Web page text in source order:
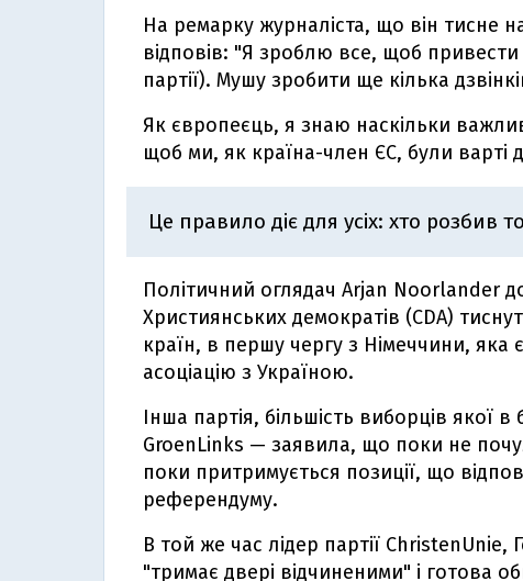
На ремарку журналіста, що він тисне
відповів: "Я зроблю все, щоб
партії). Мушу зробити ще кілька
Як європеєць, я знаю наскільки
щоб ми, як країна-член ЄС, були варті
Це правило діє для усіх: хто розбив
Політичний оглядач Arjan Noorlander
Християнських демократів (CDA)
країн, в першу чергу з Німеччини,
асоціацію з Україною.
Інша партія, більшість виборців якої
GroenLinks — заявила, що поки не
поки притримується позиції, що
референдуму.
В той же час лідер партії
"тримає двері відчиненими" і готова